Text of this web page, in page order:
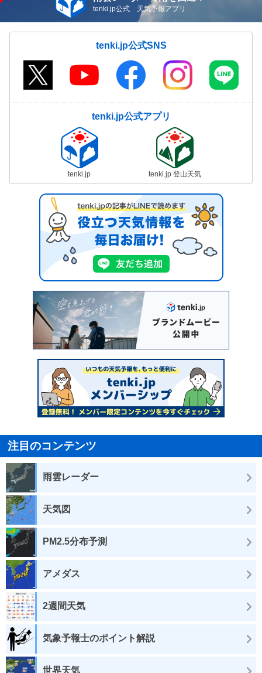
tenki.jp公式 天気予報アプリ
tenki.jp公式SNS
tenki.jp公式アプリ
tenki.jp tenki.jp 登山天気
注目のコンテンツ
雨雲レーダー
天気図
PM2.5分布予測
アメダス
2週間天気
気象予報士のポイント解説
世界天気